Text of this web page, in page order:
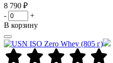
8 790 ₽
-
+
В корзину